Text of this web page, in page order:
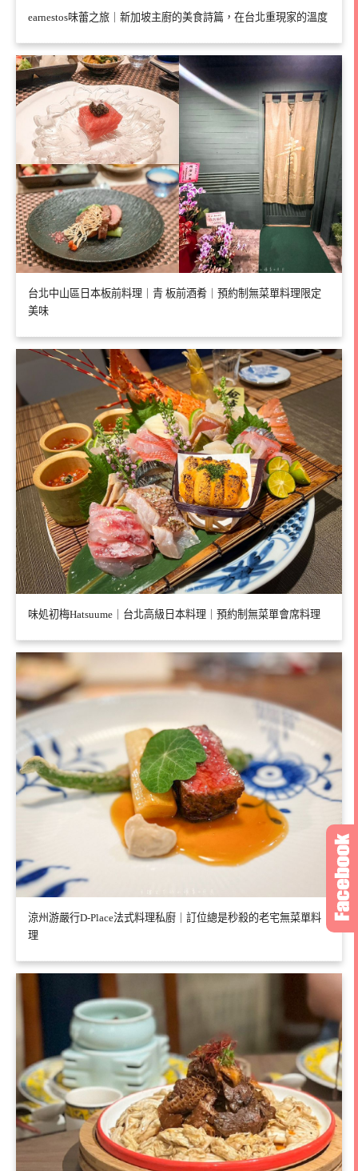
earnestos味蕾之旅｜新加坡主廚的美食詩篇，在台北重現家的溫度
台北中山區日本板前料理｜青 板前酒肴｜預約制無菜單料理限定
美味
味処初梅Hatsuume｜台北高級日本料理｜預約制無菜單會席料理
涼州游嚴行D-Place法式料理私廚｜訂位總是秒殺的老宅無菜單料
理